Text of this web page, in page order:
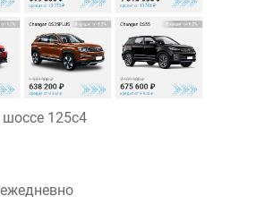
125с4